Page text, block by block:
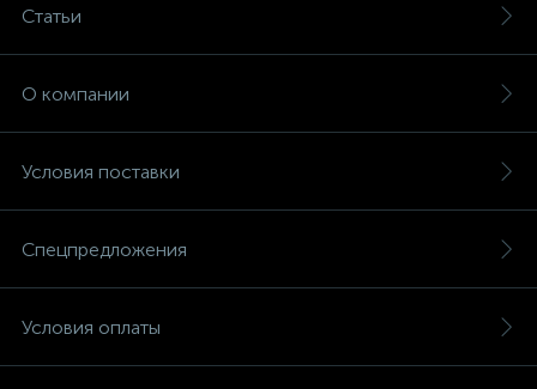
Статьи
О компании
Условия поставки
Спецпредложения
Условия оплаты